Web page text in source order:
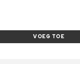
VOEG TOE